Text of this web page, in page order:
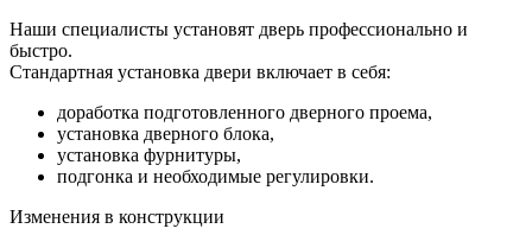
Наши специалисты установят дверь профессионально и
быстро.
Стандартная установка двери включает в себя:
доработка подготовленного дверного проема,
установка дверного блока,
установка фурнитуры,
подгонка и необходимые регулировки.
Изменения в конструкции